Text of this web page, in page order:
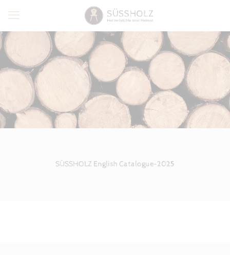
SÜSSHOLZ English Catalogue-2025